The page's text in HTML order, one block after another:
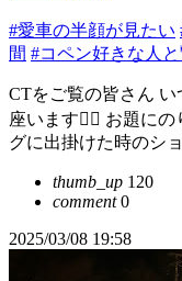
#愛車の半顔が見たい
間 #コペン好きな人
CTをご覧の皆さん
座います🙇‍♀️ お題に
グに出掛けた時のシ
thumb_up 120
comment0
2025/03/08 19:58